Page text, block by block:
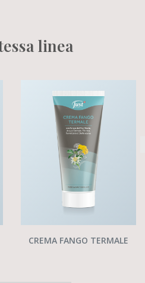
linea
CREMA FANGO TERMALE